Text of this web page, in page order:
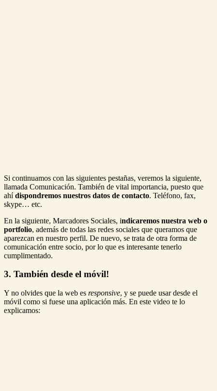
Si continuamos con las siguientes pestañas, veremos la siguiente,
llamada Comunicación. También de vital importancia, puesto que
ahídispondremos nuestros datos de contacto. Teléfono, fax,
skype… etc.
En la siguiente, Marcadores Sociales, indicaremos nuestra web o
portfolio, además de todas las redes sociales que queramos que
aparezcan en nuestro perfil. De nuevo, se trata de otra forma de
comunicación entre socio, por lo que es interesante tenerlo
cumplimentado.
3. También desde el móvil!
Y no olvides que la web es responsive, y se puede usar desde el
móvil como si fuese una aplicación más. En este video te lo
explicamos: